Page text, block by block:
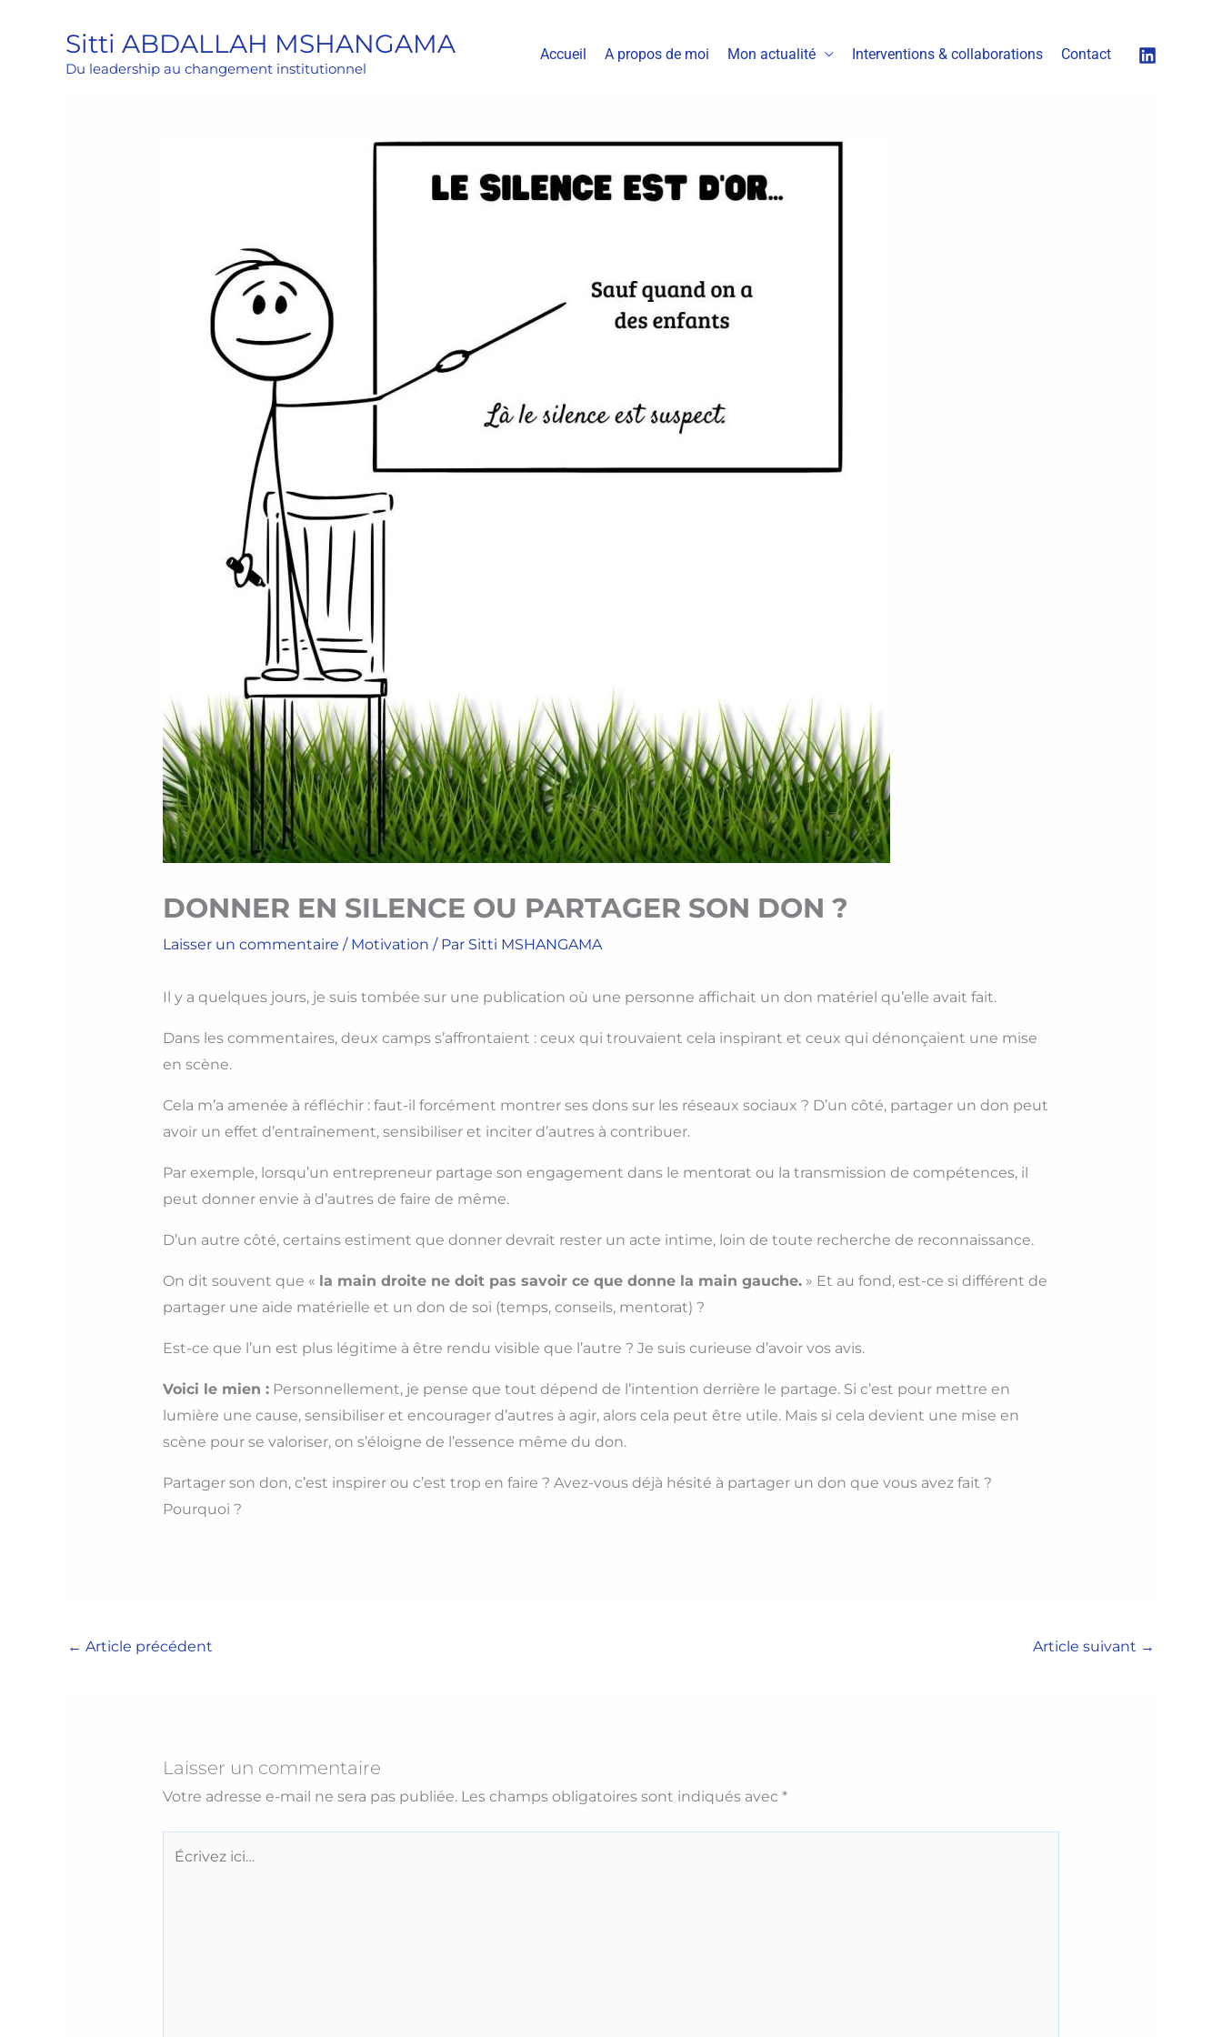
Sitti ABDALLAH MSHANGAMA
Du leadership au changement institutionnel
Accueil A propos de moi Mon actualité Interventions & collaborations Contact
DONNER EN SILENCE OU PARTAGER SON DON ?
Laisser un commentaire / Motivation / Par Sitti MSHANGAMA
Il y a quelques jours, je suis tombée sur une publication où une personne affichait un don matériel qu’elle avait fait.
Dans les commentaires, deux camps s’affrontaient : ceux qui trouvaient cela inspirant et ceux qui dénonçaient une mise
en scène.
Cela m’a amenée à réfléchir : faut-il forcément montrer ses dons sur les réseaux sociaux ? D’un côté, partager un don peut
avoir un effet d’entraînement, sensibiliser et inciter d’autres à contribuer.
Par exemple, lorsqu’un entrepreneur partage son engagement dans le mentorat ou la transmission de compétences, il
peut donner envie à d’autres de faire de même.
D’un autre côté, certains estiment que donner devrait rester un acte intime, loin de toute recherche de reconnaissance.
On dit souvent que « la main droite ne doit pas savoir ce que donne la main gauche.» Et au fond, est-ce si différent de
partager une aide matérielle et un don de soi (temps, conseils, mentorat) ?
Est-ce que l’un est plus légitime à être rendu visible que l’autre ? Je suis curieuse d’avoir vos avis.
Voici le mien :Personnellement, je pense que tout dépend de l’intention derrière le partage. Si c’est pour mettre en
lumière une cause, sensibiliser et encourager d’autres à agir, alors cela peut être utile. Mais si cela devient une mise en
scène pour se valoriser, on s’éloigne de l’essence même du don.
Partager son don, c’est inspirer ou c’est trop en faire ? Avez-vous déjà hésité à partager un don que vous avez fait ?
Pourquoi ?
← Article précédent Article suivant →
Laisser un commentaire
Votre adresse e-mail ne sera pas publiée. Les champs obligatoires sont indiqués avec *